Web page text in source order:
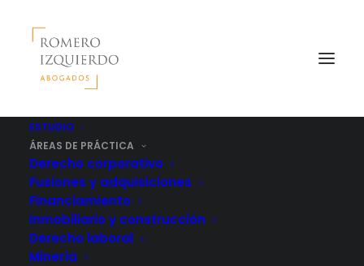
ESTUDIO
ÁREAS DE PRÁCTICA
Derecho corporativo
Fusiones y adquisiciones
Financiamiento
Inmobiliario y construcción
Derecho laboral
Minería